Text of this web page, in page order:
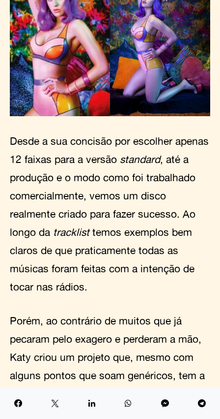
Desde a sua concisão por escolher apenas
12 faixas para a versão standard, até a
produção e o modo como foi trabalhado
comercialmente, vemos um disco
realmente criado para fazer sucesso. Ao
longo da tracklisttemos exemplos bem
claros de que praticamente todas as
músicas foram feitas com a intenção de
tocar nas rádios.
Porém, ao contrário de muitos que já
pecaram pelo exagero e perderam a mão,
Katy criou um projeto que, mesmo com
alguns pontos que soam genéricos, tem a